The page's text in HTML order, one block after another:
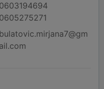
0603194694
0605275271
bulatovic.mirjana7@gm
ail.com